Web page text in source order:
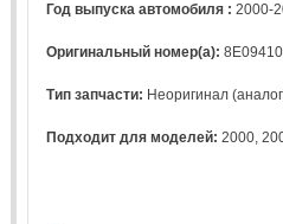
Год выпуска автомобиля :2000-
Оригинальный номер(а):
Тип запчасти: Неоригинал
Подходит для моделей: 2000,